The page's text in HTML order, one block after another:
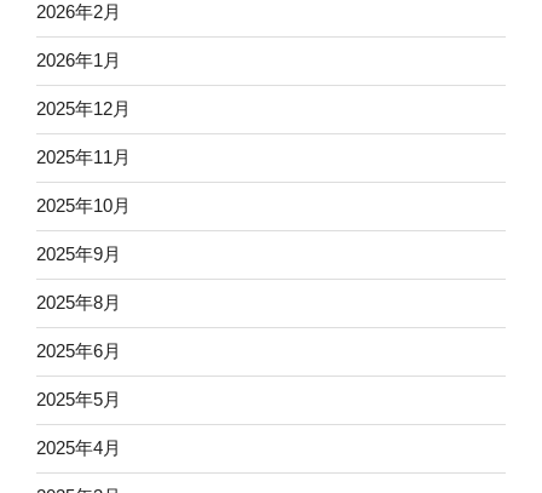
2026年2月
2026年1月
2025年12月
2025年11月
2025年10月
2025年9月
2025年8月
2025年6月
2025年5月
2025年4月